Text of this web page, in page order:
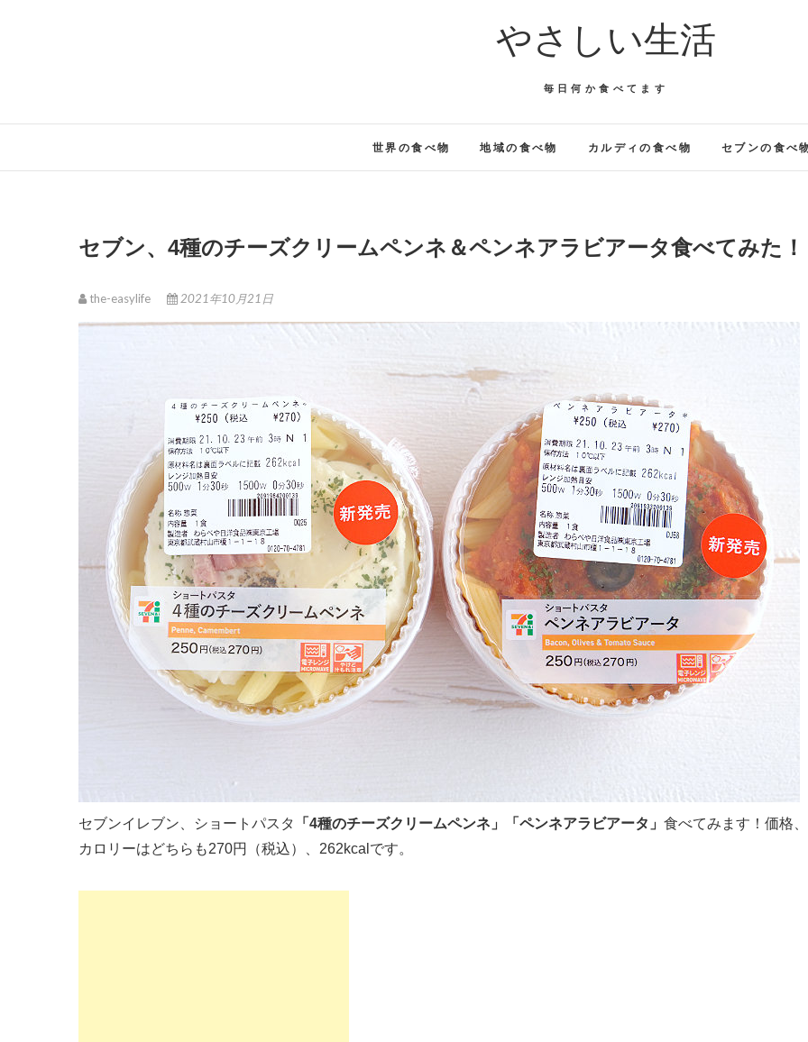
やさしい生活
毎日何か食べてます
世界の食べ物 地域の食べ物 カルディの食べ物 セブンの食べ
セブン、4種のチーズクリームペンネ＆ペンネアラビアータ食べてみた！
the-easylife 2021年10月21日
セブンイレブン、ショートパスタ 「4種のチーズクリームペンネ」「ペンネアラビアータ」 食べてみます！価格、
カロリーはどちらも270円（税込）、262kcalです。